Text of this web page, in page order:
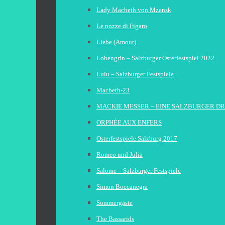
Lady Macbeth von Mzensk
Le nozze di Figaro
Liebe (Amour)
Lohengrin – Salzburger Osterfestspiel 2022
Lulu – Salzburger Festspiele
Macbeth-23
MACKIE MESSER – EINE SALZBURGER
ORPHÉE AUX ENFERS
Osterfestspiele Salzburg 2017
Romeo und Julia
Salome – Salzburger Festspiele
Simon Boccanegra
Sommergäste
The Bassarids